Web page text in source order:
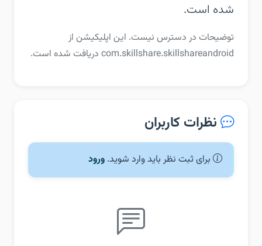
شده است.
توضیحات در دسترس نیست. این اپلیکیشن از
com.skillshare.skillshareandroid دریافت شده است.
نظرات کاربران
برای ثبت نظر باید وارد شوید. ورود